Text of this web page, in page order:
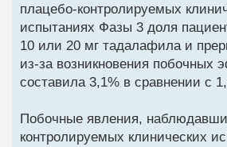
плацебо-контролируемых
испытаниях Фазы 3 доля
10 или 20 мг тадалафила и
из-за возникновения побочных
составила 3,1% в сравнении с
Побочные явления,
контролируемых клинических